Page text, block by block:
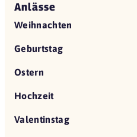
Anlässe
Weihnachten
Geburtstag
Ostern
Hochzeit
Valentinstag